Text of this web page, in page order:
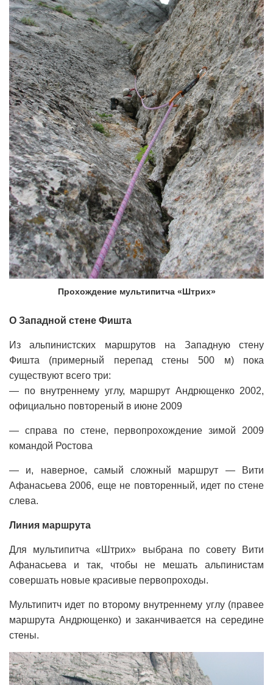
Прохождение мультипитча «Штрих»
О Западной стене Фишта
Из альпинистских маршрутов на Западную стену
Фишта (примерный перепад стены 500 м) пока
существуют всего три:
— по внутреннему углу, маршрут Андрющенко 2002,
официально повтореный в июне 2009
— справа по стене, первопрохождение зимой 2009
командой Ростова
— и, наверное, самый сложный маршрут — Вити
Афанасьева 2006, еще не повторенный, идет по стене
слева.
Линия маршрута
Для мультипитча «Штрих» выбрана по совету Вити
Афанасьева и так, чтобы не мешать альпинистам
совершать новые красивые первопроходы.
Мультипитч идет по второму внутреннему углу (правее
маршрута Андрющенко) и заканчивается на середине
стены.